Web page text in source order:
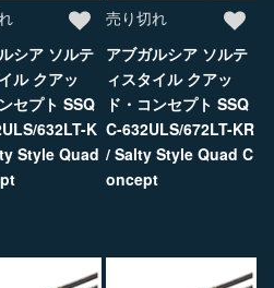
シア ソルテ
ル クアッ
セプト SSQ
632LT-K
Style Quad
売り切れ
アブガルシア ソルテ
ィスタイル クアッ
ド・コンセプト SSQ
C-632ULS/672LT-KR
/ Salty Style Quad C
oncept